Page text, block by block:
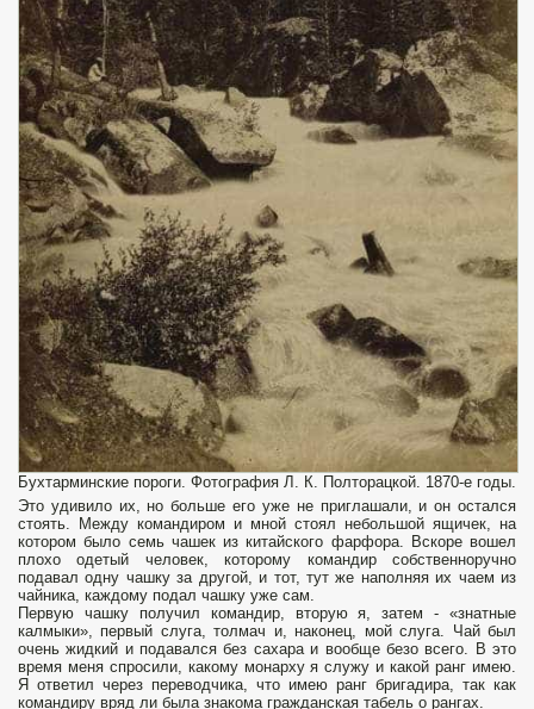
Бухтарминские пороги. Фотография Л. К. Полторацкой. 1870-е годы.
Это удивило их, но больше его уже не приглашали, и он остался
стоять. Между командиром и мной стоял небольшой ящичек, на
котором было семь чашек из китайского фарфора. Вскоре вошел
плохо одетый человек, которому командир собственноручно
подавал одну чашку за другой, и тот, тут же наполняя их чаем из
чайника, каждому подал чашку уже сам.
Первую чашку получил командир, вторую я, затем - «знатные
калмыки», первый слуга, толмач и, наконец, мой слуга. Чай был
очень жидкий и подавался без сахара и вообще безо всего. В это
время меня спросили, какому монарху я служу и какой ранг имею.
Я ответил через переводчика, что имею ранг бригадира, так как
командиру вряд ли была знакома гражданская табель о рангах.